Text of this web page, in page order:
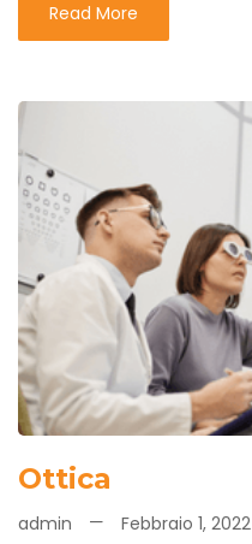
Read More
Ottica
admin
Febbraio 1, 2022